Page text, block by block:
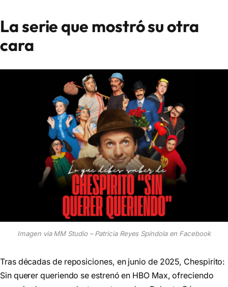
La serie que mostró su otra
cara
Imagen via MM Studio – Patricia Reyes Spíndola en Facebook
Tras décadas de reposiciones, en junio de 2025, Chespirito:
Sin querer queriendo se estrenó en HBO Max, ofreciendo